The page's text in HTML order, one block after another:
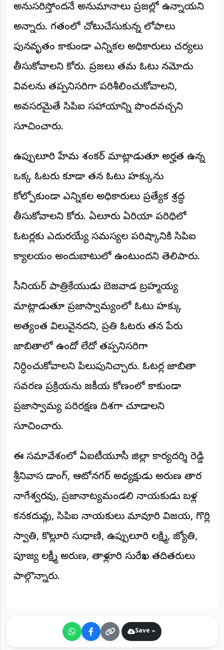
అనుసరిస్తోందనే అనుమానాలు ప్రజల్లో ఉన్నాయని
అన్నారు. గతంలో చోటుచేసుకున్న లోపాలు
పునరావృతం కాకుండా ఎన్నికల అధికారులు చర్యలు
తీసుకోవాలని కోరారు. ప్రజలు తమ ఓటు నమోదు
వివరాలను తప్పనిసరిగా పరిశీలించుకోవాలని,
అవసరమైతే సిపిఐ సహాయాన్ని పొందవచ్చని
సూచించారు.
ఉప్పులూరి హేమ శంకర్ మాట్లాడుతూ అర్హత ఉన్న
ఒక్క ఓటరు కూడా తన ఓటు హక్కును
కోల్పోకుండా ఎన్నికల అధికారులు ప్రత్యేక శ్రద్ధ
తీసుకోవాలని కోరారు. ఏలూరు ఏరియా పరిధిలో
ఓటర్లకు ఎదురయ్యే సమస్యల పరిష్కారానికి సిపిఐ
కార్యాలయం అందుబాటులో ఉంటుందని తెలిపారు.
సీనియర్ పాత్రికేయుడు బెజవాడ బ్రహ్మయ్య
మాట్లాడుతూ ప్రజాస్వామ్యంలో ఓటు హక్కు
అత్యంత విలువైనదని, ప్రతి ఓటరు తన పేరు
జాబితాలో ఉందో లేదో తప్పనిసరిగా
నిర్ధారించుకోవాలని పిలుపునిచ్చారు. ఓటర్ల జాబితా
సవరణ ప్రక్రియను రాజకీయ కోణంలో కాకుండా
ప్రజాస్వామ్య పరిరక్షణ దిశగా చూడాలని
సూచించారు.
ఈ సమావేశంలో ఏఐటీయూసీ జిల్లా కార్యదర్శి రెడ్డి
శ్రీనివాస డాంగ్, ఆటోనగర్ అధ్యక్షుడు అరుణ తార
నాగేశ్వరరావు, ప్రజానాట్యమండలి నాయకుడు బళ్ల
కనకదుర్గారావు, సిపిఐ నాయకులు మావూరి విజయ, గొర్లి
స్వాతి, కొల్లూరి సుధారాణి, ఉప్పులూరి లక్ష్మి, జ్యోతి,
పూజ్య లక్ష్మీ అరుణ, తాళ్లూరి సురేఖ తదితరులు
పాల్గొన్నారు.
Save